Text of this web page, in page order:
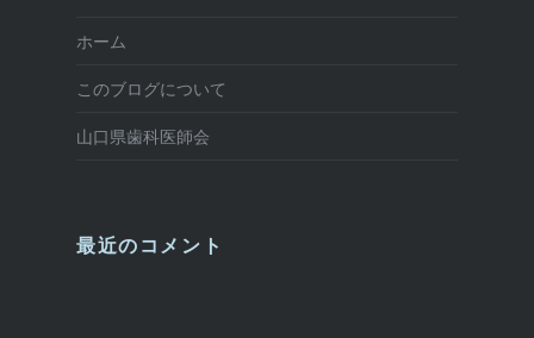
ホーム
このブログについて
山口県歯科医師会
最近のコメント